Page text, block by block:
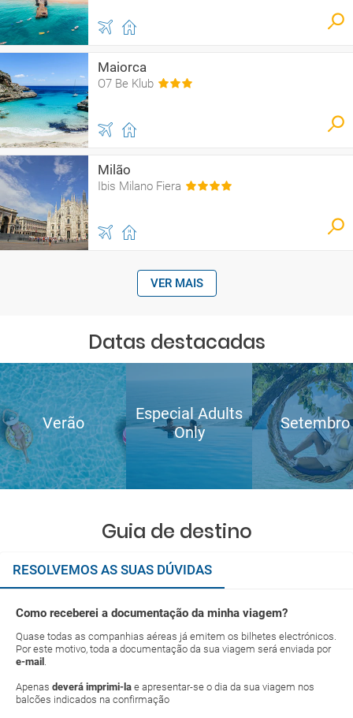
Maiorca
O7 Be Klub
Milão
Ibis Milano Fiera
VER MAIS
Datas destacadas
Verão
Especial Adults
Only
Setembro
Guia de destino
RESOLVEMOS AS SUAS DÚVIDAS
Como receberei a documentação da minha viagem?
Quase todas as companhias aéreas já emitem os bilhetes electrónicos.
Por este motivo, toda a documentação da sua viagem será enviada por
e-mail .
Apenas deverá imprimi-la e apresentar-se o dia da sua viagem nos
balcões indicados na confirmação